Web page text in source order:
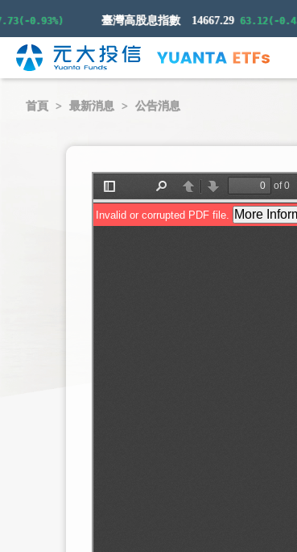
0.93%) 臺灣高股息指數 14667.29 63.12(-0.43%)
首頁 最新消息 公告消息